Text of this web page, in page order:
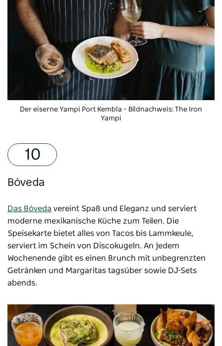
Der eiserne Yampi Port Kembla – Bildnachweis: The Iron
Yampi
Bóveda
Das Bóveda vereint Spaß und Eleganz und serviert
moderne mexikanische Küche zum Teilen. Die
Speisekarte bietet alles von Tacos bis Lammkeule,
serviert im Schein von Discokugeln. An jedem
Wochenende gibt es einen Brunch mit unbegrenzten
Getränken und Margaritas tagsüber sowie DJ-Sets
abends.